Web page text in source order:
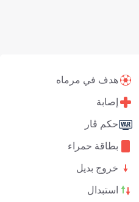
هدف في مرماه
إصابة
حكم ڤار
بطاقة حمراء
خروج بديل
استبدال